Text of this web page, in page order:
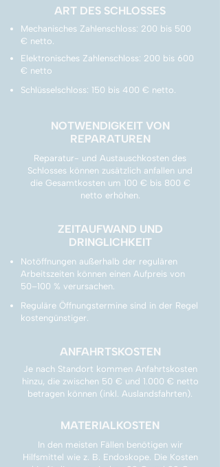
ART DES SCHLOSSES
Mechanisches Zahlenschloss: 200 bis 500
€ netto.
Elektronisches Zahlenschloss: 200 bis 600
€ netto
Schlüsselschloss: 150 bis 400 € netto.
NOTWENDIGKEIT VON
REPARATUREN
Reparatur- und Austauschkosten des
Schlosses können zusätzlich anfallen und
die Gesamtkosten um 100 € bis 800 €
netto erhöhen.
ZEITAUFWAND UND
DRINGLICHKEIT
Notöffnungen außerhalb der regulären
Arbeitszeiten können einen Aufpreis von
50–100 % verursachen.
Reguläre Öffnungstermine sind in der Regel
kostengünstiger.
ANFAHRTSKOSTEN
Je nach Standort kommen Anfahrtskosten
hinzu, die zwischen 50 € und 1.000 € netto
betragen können (inkl. Auslandsfahrten).
MATERIALKOSTEN
In den meisten Fällen benötigen wir
Hilfsmittel wie z. B. Endoskope. Die Kosten